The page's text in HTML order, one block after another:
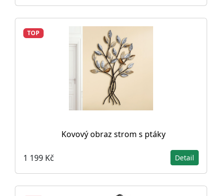
TOP
Kovový obraz strom s ptáky
1 199 Kč Detail